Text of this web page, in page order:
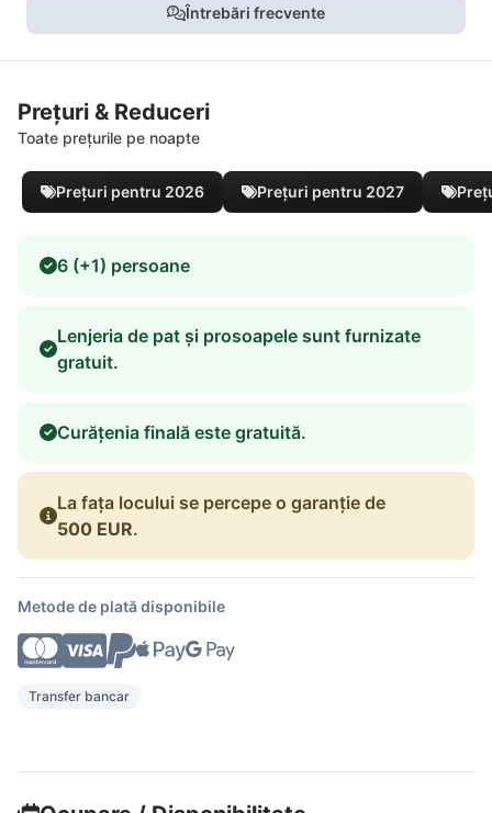
Întrebări frecvente
Prețuri & Reduceri
Toate prețurile pe noapte
Prețuri pentru 2026 Prețuri pentru 2027
6 (+1) persoane
Lenjeria de pat și prosoapele sunt furnizate
gratuit.
Curățenia finală este gratuită.
La fața locului se percepe o garanție de
500 EUR.
Metode de plată disponibile
Transfer bancar